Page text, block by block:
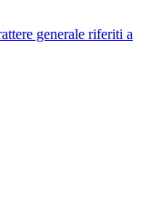
generale riferiti a